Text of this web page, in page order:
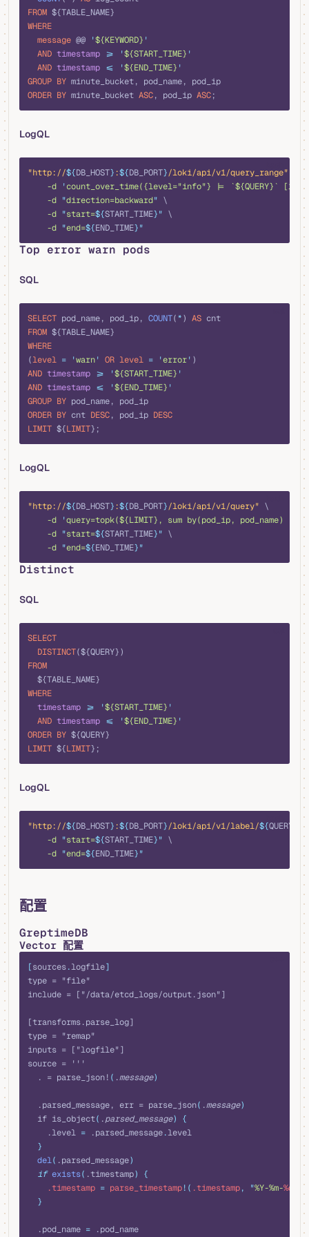
FROM ${TABLE_NAME}
WHERE
  message
@@ '${KEYWORD} '
  AND
timestamp >= '${START_TIME} '
  AND
timestamp <= '${END_TIME} '
GROUP BY minute_bucket, pod_name, pod_ip
ORDER BY minute_bucket ASC, pod_ip ASC;
LogQL
"http://${DB_HOST} :${DB_PORT}/loki/api/v1/query_range"
    -d
'count_over_time({level="info"} |= `${QUERY}` [1m])
    -d
"direction=backward" \
    -d
"start=${START_TIME}" \
    -d
"end=${END_TIME}"
Top error warn pods
SQL
SELECT pod_name, pod_ip, COUNT(*) AS cnt
FROM ${TABLE_NAME}
WHERE
(level = 'warn' OR level = 'error' )
AND timestamp >= '${START_TIME} '
AND timestamp <= '${END_TIME} '
GROUP BY pod_name, pod_ip
ORDER BY cnt DESC, pod_ip DESC
LIMIT ${LIMIT};
LogQL
"http://${DB_HOST} :${DB_PORT}/loki/api/v1/query" \
    -d
'query=topk(${LIMIT}, sum by(pod_ip, pod_name)
    -d
"start=${START_TIME}" \
    -d
"end=${END_TIME}"
Distinct
SQL
SELECT
  DISTINCT
(${QUERY})
FROM
  ${TABLE_NAME}
WHERE
  timestamp
>= '${START_TIME} '
  AND
timestamp <= '${END_TIME} '
ORDER BY ${QUERY}
LIMIT ${LIMIT};
LogQL
"http://${DB_HOST} :${DB_PORT}/loki/api/v1/label/${QUERY
/
    -d
"start=${START_TIME}" \
    -d
"end=${END_TIME}"
配置
GreptimeDB
Vector 配置
[sources.logfile]
type = "file"
include = ["/data/etcd_logs/output.json"]
[transforms.parse_log]
type = "remap"
inputs = ["logfile"]
source = '''
  . = parse_json!
( .message)
  .parsed_message, err = parse_json
( .message)
  if is_object
( .parsed_message)
{
    .level
= .parsed_message.level
  }
  del
( .parsed_message)
  if
exists( .timestamp)
{
    .timestamp
= parse_timestamp!( .timestamp, "%Y-%m-%d
  }
  .pod_name
= .pod_name